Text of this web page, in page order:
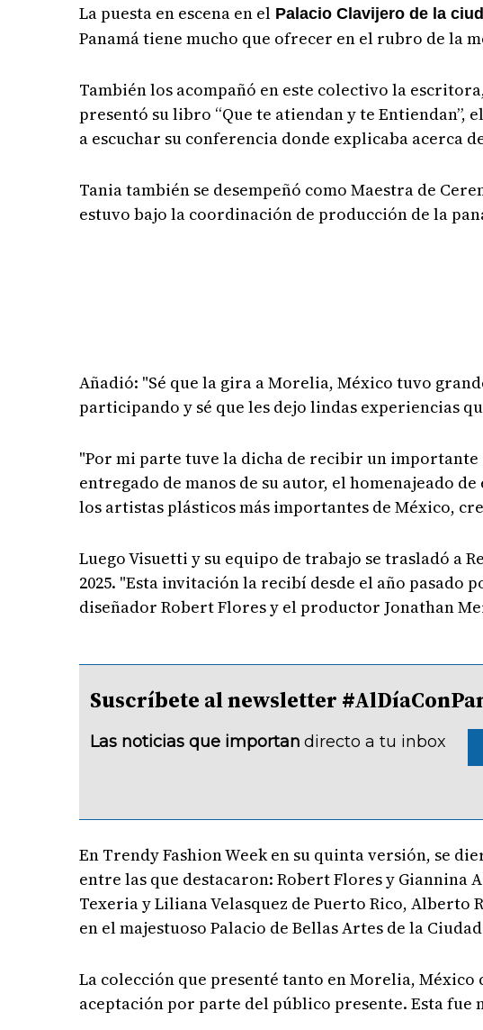
La puesta en escena en el Palacio Clavijero de la
Panamá tiene mucho que ofrecer en el rubro de la
También los acompañó en este colectivo la
presentó su libro “Que te atiendan y te
a escuchar su conferencia donde explicaba acerca
Tania también se desempeñó como Maestra de
estuvo bajo la coordinación de producción de la
Añadió: "Sé que la gira a Morelia, México tuvo
participando y sé que les dejo lindas experiencias
"Por mi parte tuve la dicha de recibir un
entregado de manos de su autor, el homenajeado
los artistas plásticos más importantes de México,
Luego Visuetti y su equipo de trabajo se trasladó a
2025. "Esta invitación la recibí desde el año
diseñador Robert Flores y el productor Jonathan
Suscríbete al newsletter
Las noticias que importan directo a tu inbox
En Trendy Fashion Week en su quinta versión, se
entre las que destacaron: Robert Flores y Giannina
Texeria y Liliana Velasquez de Puerto Rico, Alberto
en el majestuoso Palacio de Bellas Artes de la
La colección que presenté tanto en Morelia, México
aceptación por parte del público presente. Esta